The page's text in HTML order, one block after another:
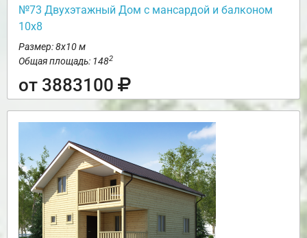
№73 Двухэтажный Дом с мансардой и балконом
10х8
Размер: 8х10 м
Общая площадь: 1482
от 3883100